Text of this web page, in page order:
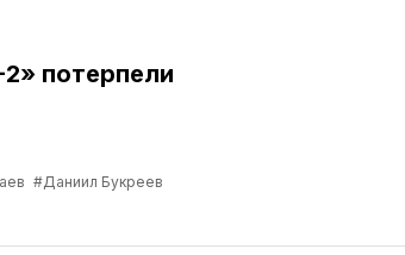
потерпели
#Даниил Букреев